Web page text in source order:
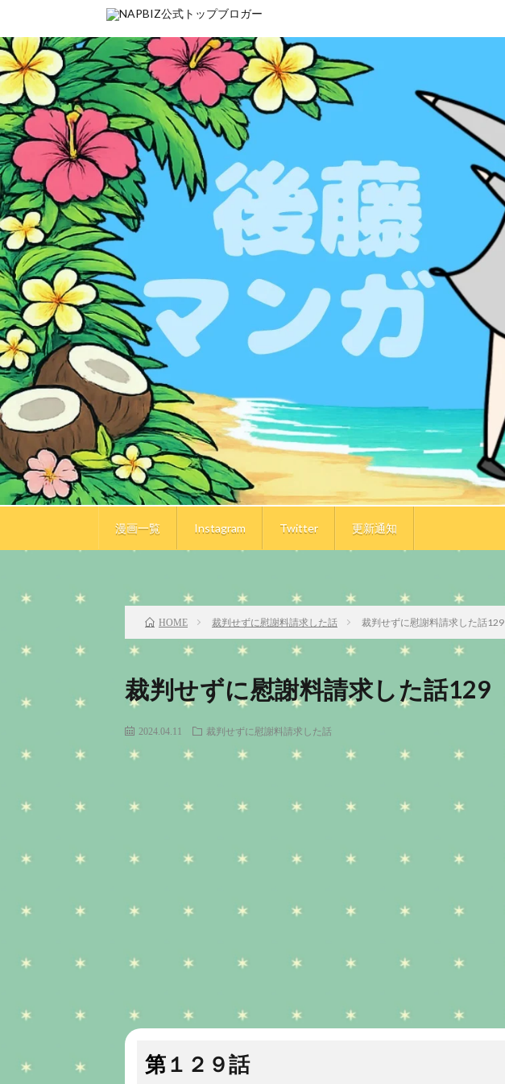
漫画一覧 Instagram Twitter
更新通知
前のお話
TOP
HOME 裁判せずに慰謝料請求した話 裁判せずに慰謝料請求した話129
裁判せずに慰謝料請求した話129
2024.04.11 裁判せずに慰謝料請求した話
第１２９話